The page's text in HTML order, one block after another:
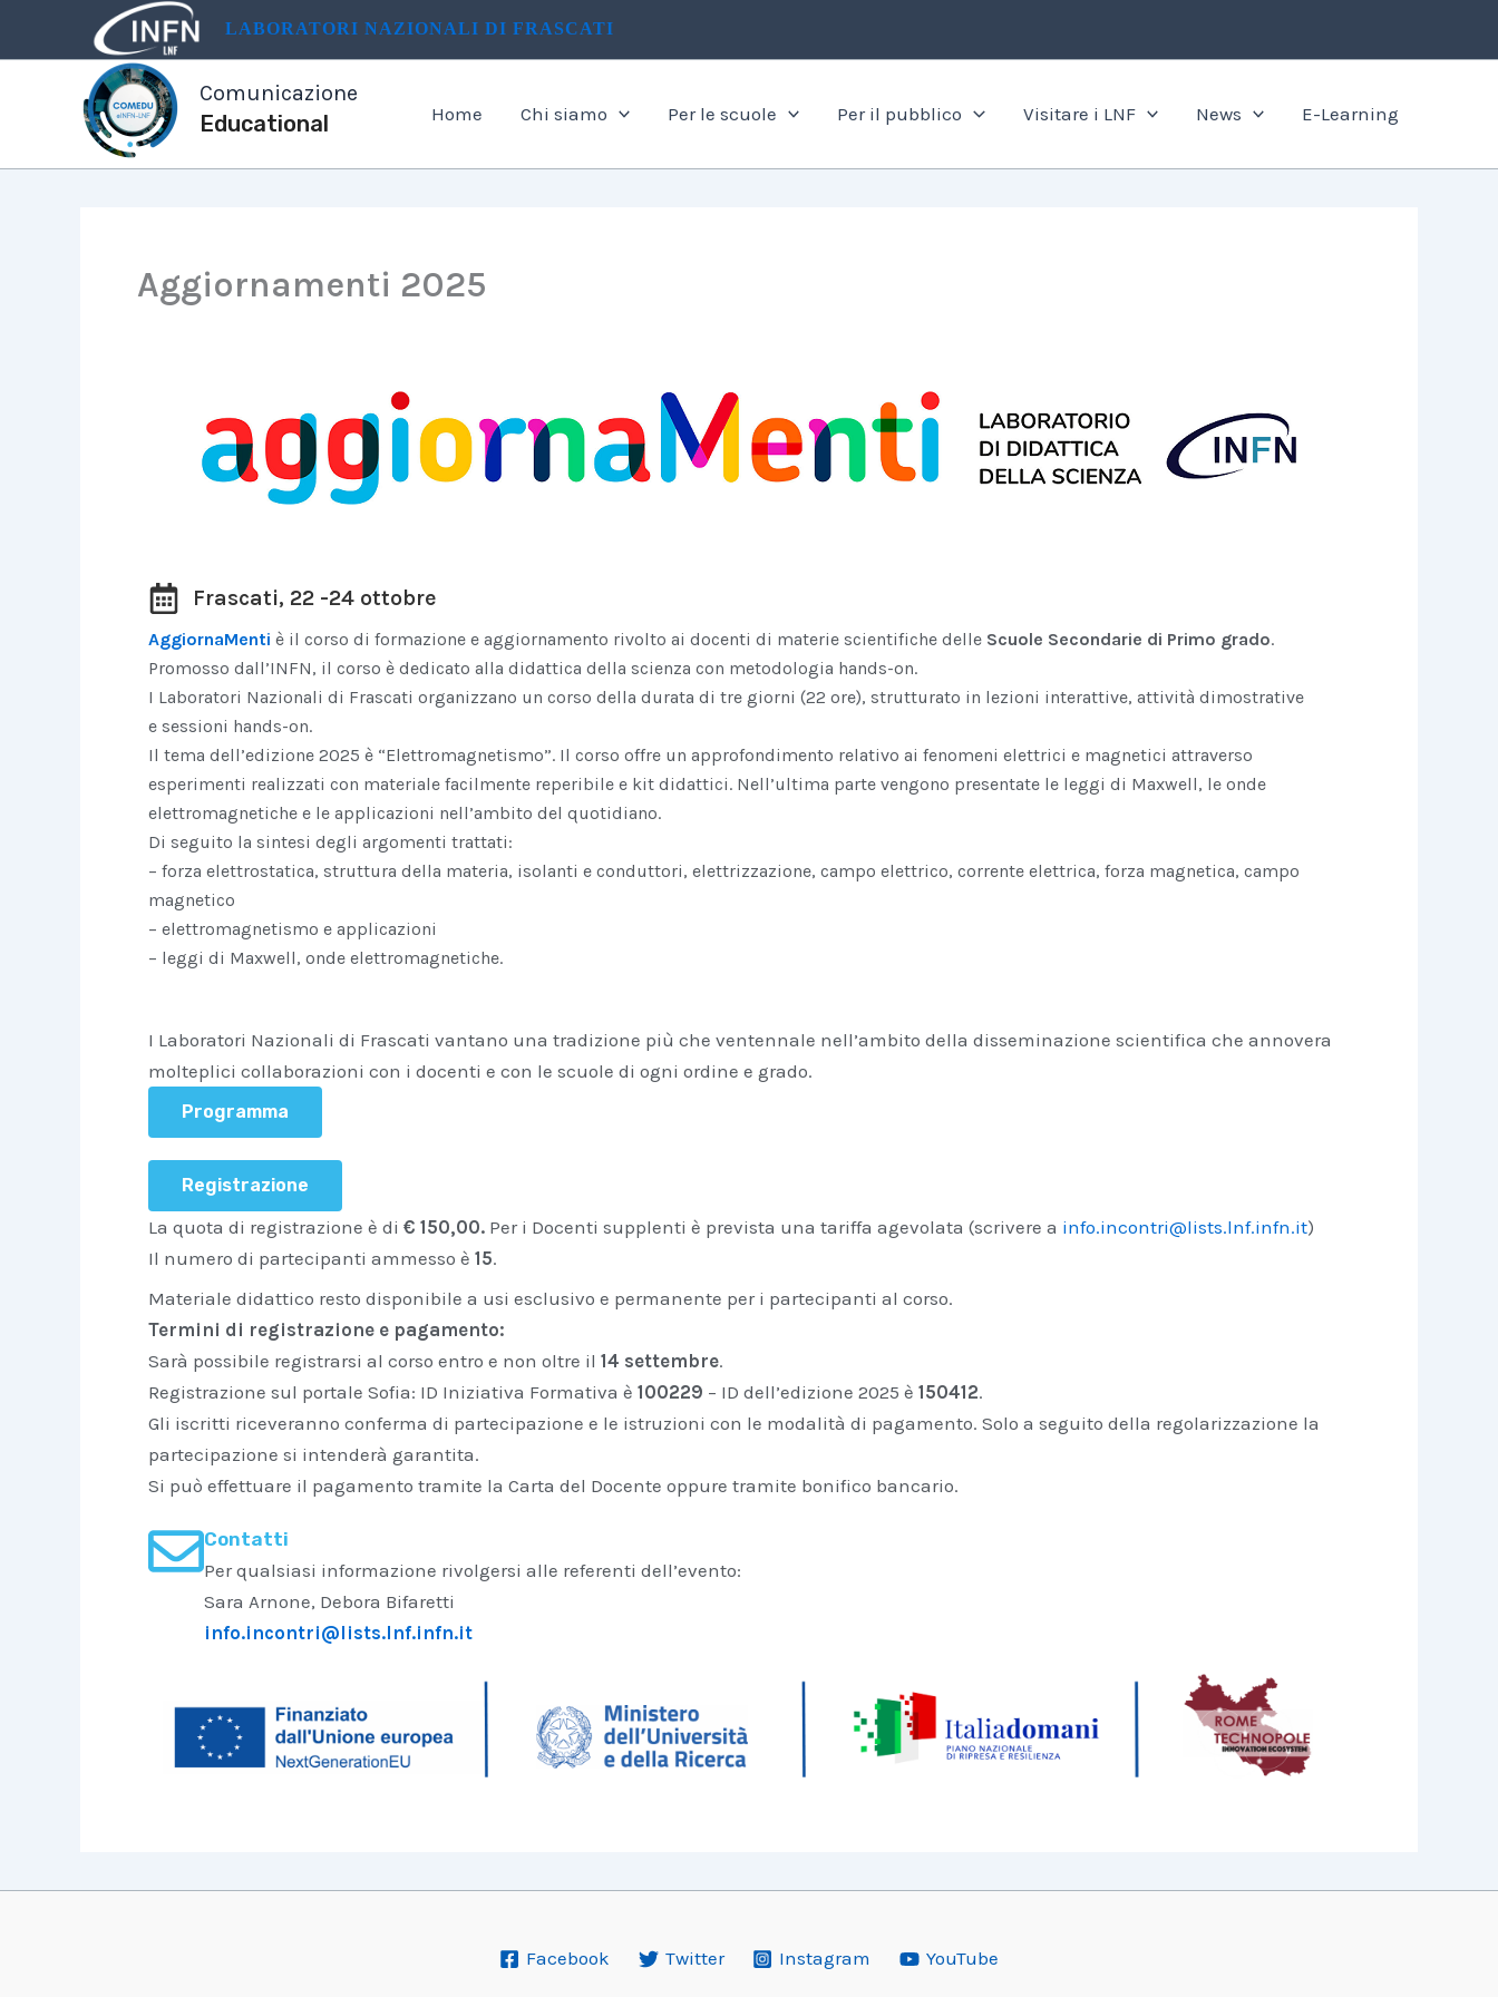
LABORATORI NAZIONALI DI FRASCATI
Comunicazione
Educational Home Chi siamo Per le scuole Per il pubblico Visitare i LNF News E-Learning
Aggiornamenti 2025
Frascati, 22 -24 ottobre
AggiornaMenti è il corso di formazione e aggiornamento rivolto ai docenti di materie scientifiche delle Scuole Secondarie di Primo grado.
Promosso dall’INFN, il corso è dedicato alla didattica della scienza con metodologia hands-on.
I Laboratori Nazionali di Frascati organizzano un corso della durata di tre giorni (22 ore), strutturato in lezioni interattive, attività dimostrative
e sessioni hands-on.
Il tema dell’edizione 2025 è “Elettromagnetismo”. Il corso offre un approfondimento relativo ai fenomeni elettrici e magnetici attraverso
esperimenti realizzati con materiale facilmente reperibile e kit didattici. Nell’ultima parte vengono presentate le leggi di Maxwell, le onde
elettromagnetiche e le applicazioni nell’ambito del quotidiano.
Di seguito la sintesi degli argomenti trattati:
– forza elettrostatica, struttura della materia, isolanti e conduttori, elettrizzazione, campo elettrico, corrente elettrica, forza magnetica, campo
magnetico
– elettromagnetismo e applicazioni
– leggi di Maxwell, onde elettromagnetiche.
I Laboratori Nazionali di Frascati vantano una tradizione più che ventennale nell’ambito della disseminazione scientifica che annovera
molteplici collaborazioni con i docenti e con le scuole di ogni ordine e grado.
Programma
Registrazione
La quota di registrazione è di € 150,00. Per i Docenti supplenti è prevista una tariffa agevolata (scrivere a info.incontri@lists.lnf.infn.it)
Il numero di partecipanti ammesso è 15.
Materiale didattico resto disponibile a usi esclusivo e permanente per i partecipanti al corso.
Termini di registrazione e pagamento:
Sarà possibile registrarsi al corso entro e non oltre il 14 settembre.
Registrazione sul portale Sofia: ID Iniziativa Formativa è 100229 – ID dell’edizione 2025 è 150412.
Gli iscritti riceveranno conferma di partecipazione e le istruzioni con le modalità di pagamento. Solo a seguito della regolarizzazione la
partecipazione si intenderà garantita.
Si può effettuare il pagamento tramite la Carta del Docente oppure tramite bonifico bancario.
Contatti
Per qualsiasi informazione rivolgersi alle referenti dell’evento:
Sara Arnone, Debora Bifaretti
info.incontri@lists.lnf.infn.it
Facebook Twitter Instagram YouTube